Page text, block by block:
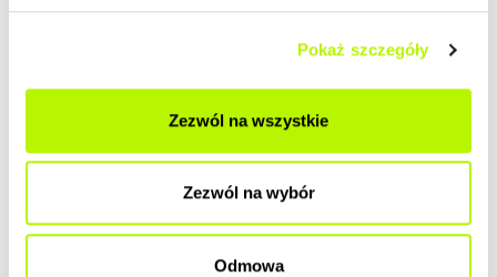
Pokaż szczegóły
Zezwól na wszystkie
Zezwól na wybór
Odmowa
DO ZAMIESZKANIA
ZOBACZ SZCZEGÓŁY
2